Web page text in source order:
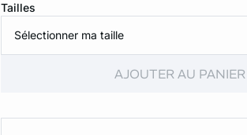
Tailles
Sélectionner ma taille
AJOUTER AU PANIER